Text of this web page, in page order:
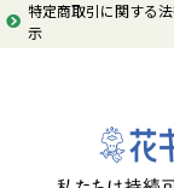
特定商取引に関する
示